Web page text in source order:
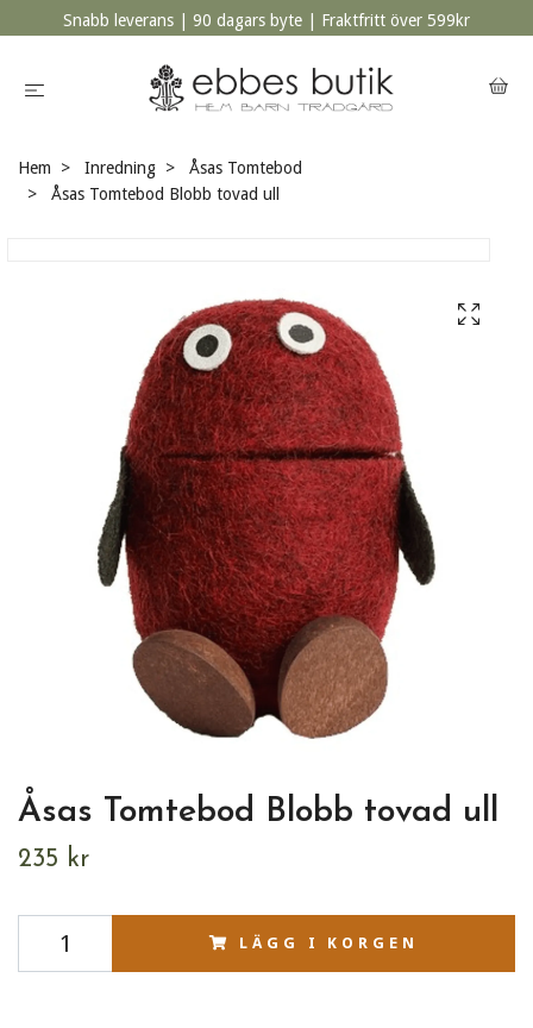
Snabb leverans | 90 dagars byte | Fraktfritt över 599kr
Hem Inredning
Åsas Tomtebod
Åsas Tomtebod Blobb tovad ull
Åsas Tomtebod Blobb tovad ull
235 kr
LÄGG I KORGEN